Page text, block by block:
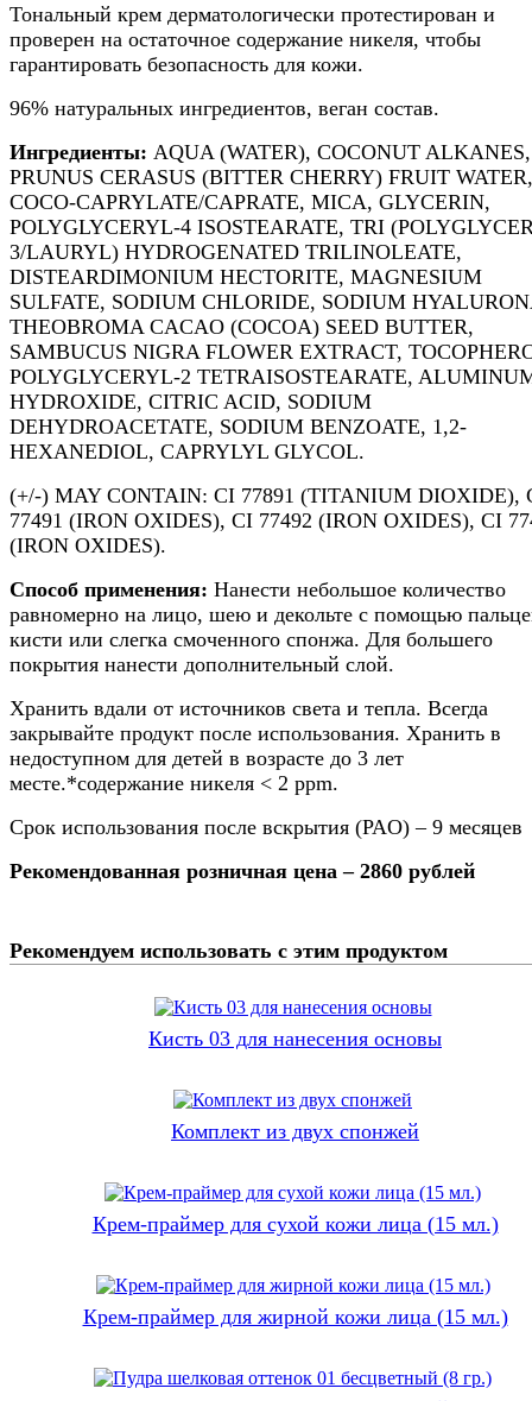
Тональный крем дерматологически протестирован и
проверен на остаточное содержание никеля, чтобы
гарантировать безопасность для кожи.
96% натуральных ингредиентов, веган состав.
Ингредиенты: AQUA (WATER), COCONUT ALKANES,
PRUNUS CERASUS (BITTER CHERRY) FRUIT WATER,
COCO-CAPRYLATE/CAPRATE, MICA, GLYCERIN,
POLYGLYCERYL-4 ISOSTEARATE, TRI
3/LAURYL) HYDROGENATED TRILINOLEATE,
DISTEARDIMONIUM HECTORITE, MAGNESIUM
SULFATE, SODIUM CHLORIDE, SODIUM
THEOBROMA CACAO (COCOA) SEED BUTTER,
SAMBUCUS NIGRA FLOWER EXTRACT,
POLYGLYCERYL-2 TETRAISOSTEARATE,
HYDROXIDE, CITRIC ACID, SODIUM
DEHYDROACETATE, SODIUM BENZOATE, 1,2-
HEXANEDIOL, CAPRYLYL GLYCOL.
(+/-) MAY CONTAIN: CI 77891 (TITANIUM DIOXIDE),
77491 (IRON OXIDES), CI 77492 (IRON OXIDES), CI
(IRON OXIDES).
Способ применения: Нанести небольшое количество
равномерно на лицо, шею и декольте с помощью
кисти или слегка смоченного спонжа. Для большего
покрытия нанести дополнительный слой.
Хранить вдали от источников света и тепла. Всегда
закрывайте продукт после использования. Хранить в
недоступном для детей в возрасте до 3 лет
месте.*содержание никеля < 2 ppm.
Срок использования после вскрытия (PAO) – 9 месяцев
Рекомендованная розничная цена – 2860 рублей
Рекомендуем использовать с этим продуктом
Кисть 03 для нанесения основы
Комплект из двух спонжей
Крем-праймер для сухой кожи лица (15 мл.)
Крем-праймер для жирной кожи лица (15 мл.)